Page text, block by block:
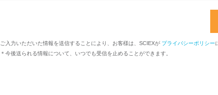
ご入力いただいた情報を送信することにより、お客様は、SCIEXが プライバシーポリシー
＊今後送られる情報について、いつでも受信を止めることができます。